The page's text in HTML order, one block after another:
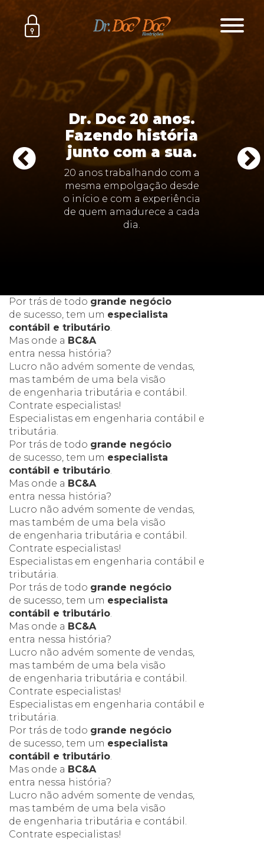
Dr. Doc 20 anos.
Fazendo história
junto com a sua.
20 anos trabalhando com a
mesma empolgação desde
o início e com a experiência
de quem amadurece a cada
dia.
Por trás de todo grande negócio
de sucesso, tem um especialista
contábil e tributário.
Mas onde a BC&A
entra nessa história?
Lucro não advém somente de vendas,
mas também de uma bela visão
de engenharia tributária e contábil.
Contrate especialistas!
Especialistas em engenharia contábil e
tributária.
Por trás de todo grande negócio
de sucesso, tem um especialista
contábil e tributário.
Mas onde a BC&A
entra nessa história?
Lucro não advém somente de vendas,
mas também de uma bela visão
de engenharia tributária e contábil.
Contrate especialistas!
Especialistas em engenharia contábil e
tributária.
Por trás de todo grande negócio
de sucesso, tem um especialista
contábil e tributário.
Mas onde a BC&A
entra nessa história?
Lucro não advém somente de vendas,
mas também de uma bela visão
de engenharia tributária e contábil.
Contrate especialistas!
Especialistas em engenharia contábil e
tributária.
Por trás de todo grande negócio
de sucesso, tem um especialista
contábil e tributário.
Mas onde a BC&A
entra nessa história?
Lucro não advém somente de vendas,
mas também de uma bela visão
de engenharia tributária e contábil.
Contrate especialistas!